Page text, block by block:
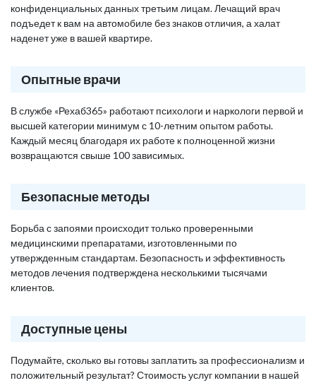
конфиденциальных данных третьим лицам. Лечащий врач
подъедет к вам на автомобиле без знаков отличия, а халат
наденет уже в вашей квартире.
Опытные врачи
В службе «Рехаб365» работают психологи и наркологи первой и
высшей категории минимум с 10-летним опытом работы.
Каждый месяц благодаря их работе к полноценной жизни
возвращаются свыше 100 зависимых.
Безопасные методы
Борьба с запоями происходит только проверенными
медицинскими препаратами, изготовленными по
утвержденным стандартам. Безопасность и эффективность
методов лечения подтверждена несколькими тысячами
клиентов.
Доступные цены
Подумайте, сколько вы готовы заплатить за профессионализм и
положительный результат? Стоимость услуг компании в нашей